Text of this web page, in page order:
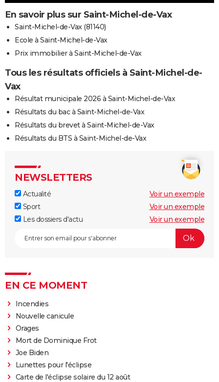
En savoir plus sur Saint-Michel-de-Vax
Saint-Michel-de-Vax (81140)
Ecole à Saint-Michel-de-Vax
Prix immobilier à Saint-Michel-de-Vax
Tous les résultats officiels à Saint-Michel-de-
Vax
Résultat municipale 2026 à Saint-Michel-de-Vax
Résultats du bac à Saint-Michel-de-Vax
Résultats du brevet à Saint-Michel-de-Vax
Résultats du BTS à Saint-Michel-de-Vax
NEWSLETTERS
Actualité
Voir un exemple
Sport
Voir un exemple
Les dossiers d'actu
Voir un exemple
EN CE MOMENT
Incendies
Nouvelle canicule
Orages
Mort de Dominique Frot
Joe Biden
Lunettes pour l'éclipse
Carte de l'éclipse solaire du 12 août